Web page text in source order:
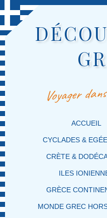
Voyager
MENU PRINCIPAL
MASQUER LA
MASQUER LA ACCUEIL
CYCLADES &
CRÈTE &
ILES
GRÈCE
MONDE GREC